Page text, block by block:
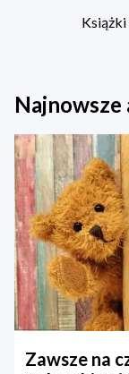
Najnowsze
Zawsze na